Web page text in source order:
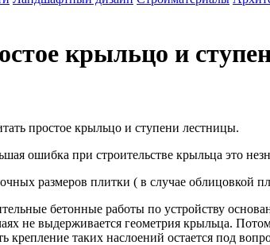
крыльцо и
простое крыльцо и ступени лестницы.
ошибка при строительстве крыльца это
размеров плитки ( в случае облицовкой
бетонные работы по устройству
не выдерживается геометрия крыльца.
крепление таких наслоений остается под